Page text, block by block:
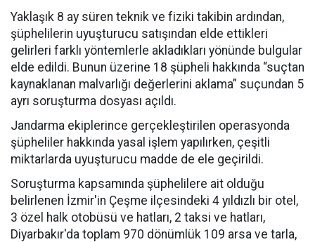
Yaklaşık 8 ay süren teknik ve fiziki takibin ardından,
şüphelilerin uyuşturucu satışından elde ettikleri
gelirleri farklı yöntemlerle akladıkları yönünde bulgular
elde edildi. Bunun üzerine 18 şüpheli hakkında “suçtan
kaynaklanan malvarlığı değerlerini aklama” suçundan 5
ayrı soruşturma dosyası açıldı.
Jandarma ekiplerince gerçekleştirilen operasyonda
şüpheliler hakkında yasal işlem yapılırken, çeşitli
miktarlarda uyuşturucu madde de ele geçirildi.
Soruşturma kapsamında şüphelilere ait olduğu
belirlenen İzmir'in Çeşme ilçesindeki 4 yıldızlı bir otel,
3 özel halk otobüsü ve hatları, 2 taksi ve hatları,
Diyarbakır'da toplam 970 dönümlük 109 arsa ve tarla,